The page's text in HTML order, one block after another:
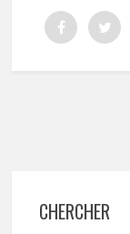
CHERCHER